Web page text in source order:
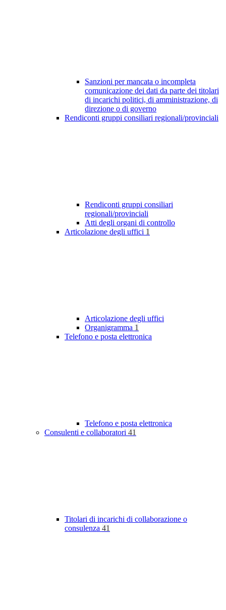
Sanzioni per mancata o incompleta
comunicazione dei dati da parte dei titolari
di incarichi politici, di amministrazione, di
direzione o di governo
Rendiconti gruppi consiliari regionali/provinciali
Rendiconti gruppi consiliari
regionali/provinciali
Atti degli organi di controllo
Articolazione degli uffici 1
Articolazione degli uffici
Organigramma 1
Telefono e posta elettronica
Telefono e posta elettronica
Consulenti e collaboratori 41
Titolari di incarichi di collaborazione o
consulenza 41